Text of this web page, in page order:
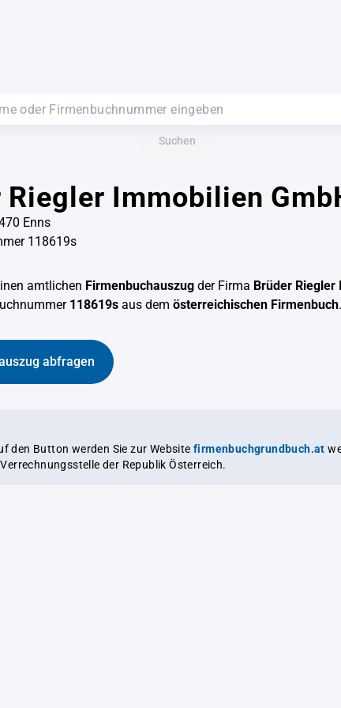
Suchen
Riegler Immobilien
Enns
118619s
amtlichen Firmenbuchauszug der Firma Brüder Riegler
118619s aus dem österreichischen Firmenbuch.
abfragen
den Button werden Sie zur Website firmenbuchgrundbuch.at weitergeleitet,
der Republik Österreich.